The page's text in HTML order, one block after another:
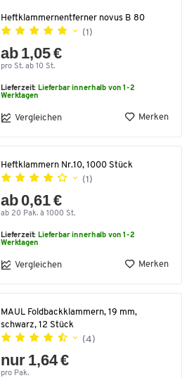
Heftklammernentferner novus B 80
(1)
ab 1,05 €
pro St. ab 10 St.
Lieferzeit: Lieferbar innerhalb von 1-2
Werktagen
Vergleichen Merken
Heftklammern Nr.10, 1000 Stück
(1)
ab 0,61 €
ab 20 Pak. à 1000 St.
Lieferzeit: Lieferbar innerhalb von 1-2
Werktagen
Vergleichen Merken
MAUL Foldbackklammern, 19 mm,
schwarz, 12 Stück
(4)
nur 1,64 €
pro Pak.